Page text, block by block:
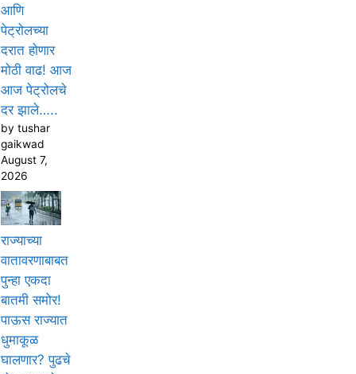
आणि
पेट्रोलच्या
दरात होणार
मोठी वाढ! आज
आज पेट्रोलचे
दर झाले…..
by tushar
gaikwad
August 7,
2026
राज्याच्या
वातावरणाबाबत
पुन्हा एकदा
बातमी समोर!
पाऊस राज्यात
धुमाकूळ
घालणार? पुढचे